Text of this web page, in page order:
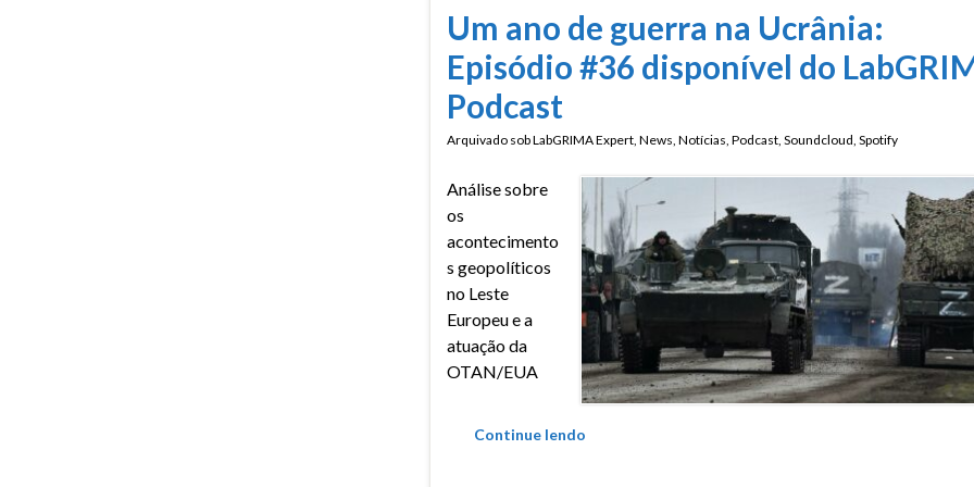
Um ano de guerra na Ucrânia:
Episódio #36 disponível do
Podcast
Arquivado sobLabGRIMA Expert, News Notícias Podcast, Soundcloud Spotify
Análise sobre
os
acontecimento
s geopolíticos
no Leste
Europeu e a
atuação da
OTAN/EUA
Continue lendo